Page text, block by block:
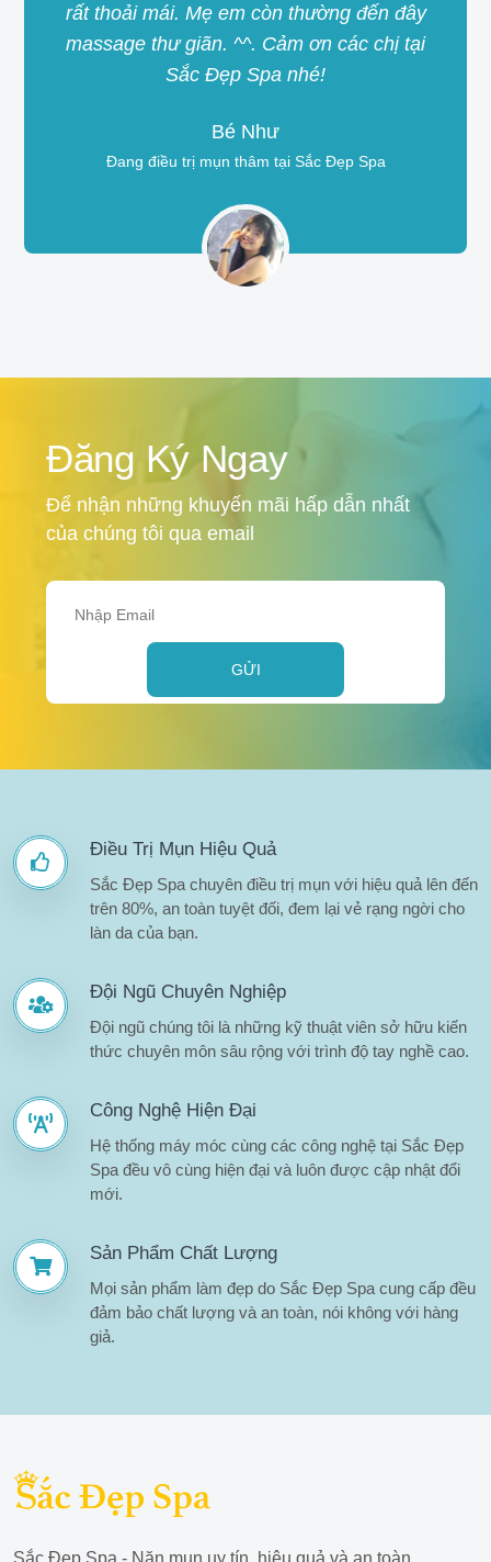
rất thoải mái. Mẹ em còn thường đến đây
massage thư giãn. ^^. Cảm ơn các chị tại
Sắc Đẹp Spa nhé!
Bé Như
Đang điều trị mụn thâm tại Sắc Đẹp Spa
Đăng Ký Ngay
Để nhận những khuyến mãi hấp dẫn nhất
của chúng tôi qua email
GỬI
Điều Trị Mụn Hiệu Quả
Sắc Đẹp Spa chuyên điều trị mụn với hiệu quả lên đến
trên 80%, an toàn tuyệt đối, đem lại vẻ rạng ngời cho
làn da của bạn.
Đội Ngũ Chuyên Nghiệp
Đội ngũ chúng tôi là những kỹ thuật viên sở hữu kiến
thức chuyên môn sâu rộng với trình độ tay nghề cao.
Công Nghệ Hiện Đại
Hệ thống máy móc cùng các công nghệ tại Sắc Đẹp
Spa đều vô cùng hiện đại và luôn được cập nhật đổi
mới.
Sản Phẩm Chất Lượng
Mọi sản phẩm làm đẹp do Sắc Đẹp Spa cung cấp đều
đảm bảo chất lượng và an toàn, nói không với hàng
giả.